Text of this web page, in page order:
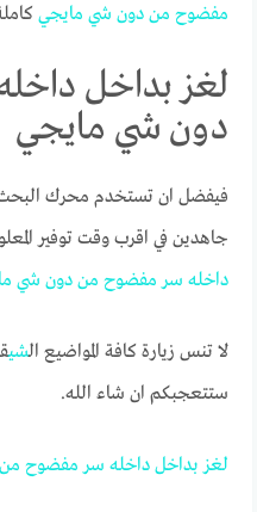
مفضوح من دون شي مايجي
لغز بداخل
دون شي مايجي
فيفضل ان تستخدم محرك
جاهدين في اقرب وقت توفير
داخله سر مفضوح من دون شي
لا تنس زيارة كافة المواضيع الشي
ستتعجبكم ان شاء الله.
لغز بداخل داخله سر مفضوح من